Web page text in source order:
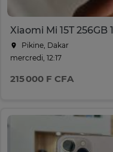
Xiaomi Mi 15T 256GB
Pikine, Dakar
mercredi, 12:17
215 000 F CFA